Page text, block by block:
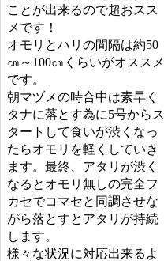
ことが出来るので超おスス
メです！
オモリとハリの間隔は約50
㎝～100㎝くらいがオススメ
です。
朝マヅメの時合中は素早く
タナに落とす為に5号からス
タートして食いが渋くなっ
たらオモリを軽くしていき
ます。最終、アタリが渋く
なるとオモリ無しの完全フ
カセでコマセと同調させな
がら落とすとアタリが持続
します。
様々な状況に対応出来るよ